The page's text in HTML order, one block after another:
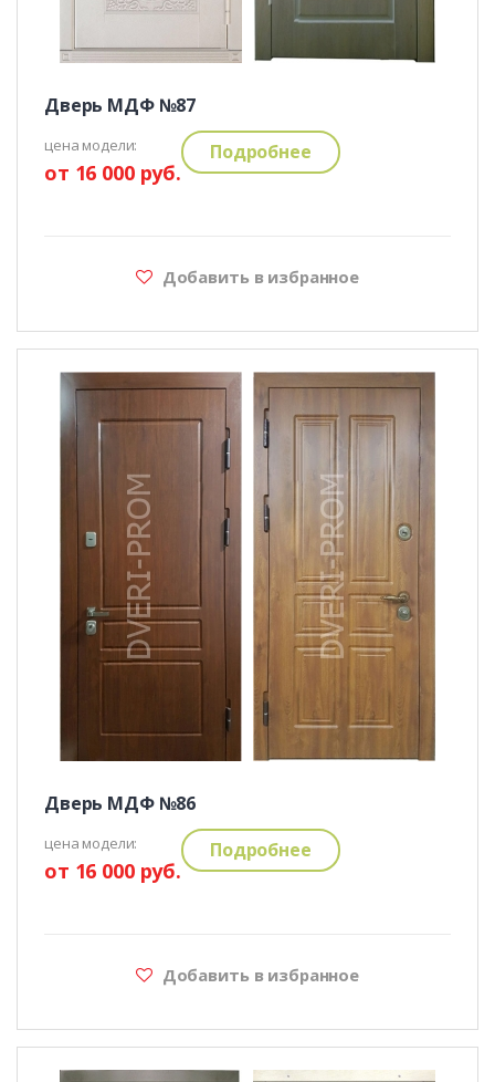
Дверь МДФ №87
цена модели:
от 16 000 руб.
Подробнее
Добавить в избранное
Дверь МДФ №86
цена модели:
от 16 000 руб.
Подробнее
Добавить в избранное